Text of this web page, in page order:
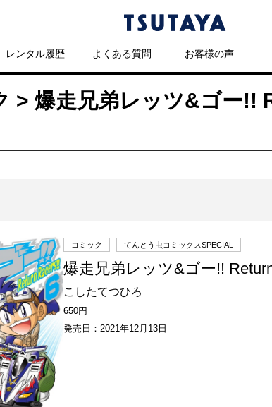
レンタル履歴 よくある質問 お客様の声
> 爆走兄弟レッツ&ゴー!!
コミック てんとう虫コミックスSPECIAL
爆走兄弟レッツ&ゴー!!
こしたてつひろ
650円
発売日：2021年12月13日